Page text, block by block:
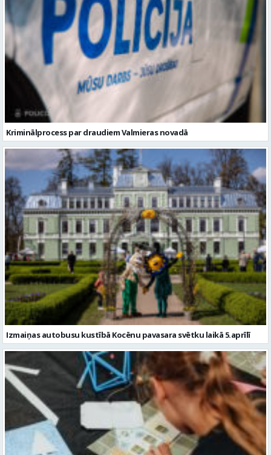
Kriminālprocess par draudiem Valmieras novadā
Izmaiņas autobusu kustībā Kocēnu pavasara svētku laikā 5.aprīlī